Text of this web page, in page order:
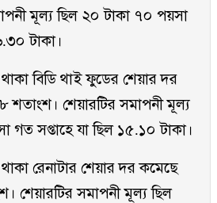
মূল্য ছিল ২০ টাকা ৭০ পয়সা
টাকা।
থাকা বিডি থাই ফুডের শেয়ার দর
শেয়ারটির সমাপনী মূল্য
গত সপ্তাহে যা ছিল ১৫.১০ টাকা।
রেনাটার শেয়ার দর কমেছে
শেয়ারটির সমাপনী মূল্য ছিল